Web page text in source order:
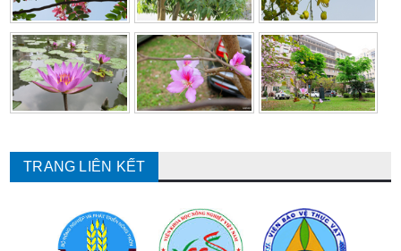
TRANG LIÊN KẾT